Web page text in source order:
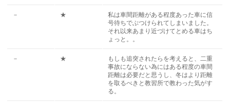
－ ★
私は車間距離がある程度あった車に信
号待ちでぶつけられてしまいました。
それ以来あまり近づけてとめる車はち
ょっと。。
－ ★
もしも追突されたらを考えると、二重
事故にならない為にはある程度の車間
距離は必要だと思うし、冬はより距離
を取るべきと教習所で教わった気がす
る。